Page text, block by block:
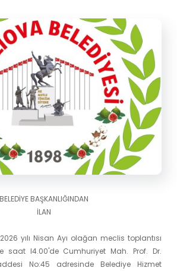
BELEDİYE BAŞKANLIĞINDAN
İLAN
yılı Nisan Ayı olağan meclis toplantısı
saat l4.00'de Cumhuriyet Mah. Prof. Dr.
No:45 adresinde Belediye Hizmet